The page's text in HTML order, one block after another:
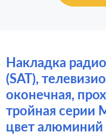
Накладка
(SAT),
оконечная,
тройная серии
цвет алюминий